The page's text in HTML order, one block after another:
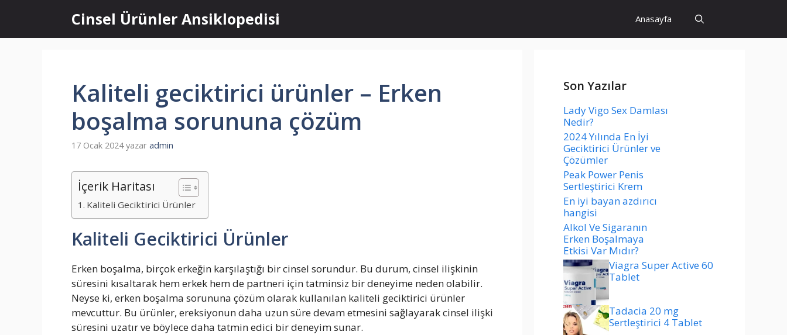
Cinsel Ürünler Ansiklopedisi Anasayfa
Kaliteli geciktirici ürünler – Erken
boşalma sorununa çözüm
17 Ocak 2024 yazar admin
İçerik Haritası
Kaliteli Geciktirici Ürünler
Kaliteli Geciktirici Ürünler
Erken boşalma, birçok erkeğin karşılaştığı bir cinsel sorundur. Bu durum, cinsel ilişkinin
süresini kısaltarak hem erkek hem de partneri için tatminsiz bir deneyime neden olabilir.
Neyse ki, erken boşalma sorununa çözüm olarak kullanılan kaliteli geciktirici ürünler
mevcuttur. Bu ürünler, ereksiyonun daha uzun süre devam etmesini sağlayarak cinsel ilişki
süresini uzatır ve böylece daha tatmin edici bir deneyim sunar.
Son Yazılar
Lady Vigo Sex Damlası
Nedir?
2024 Yılında En İyi
Geciktirici Ürünler ve
Çözümler
Peak Power Penis
Sertleştirici Krem
En iyi bayan azdırıcı
hangisi
Alkol Ve Sigaranın
Erken Boşalmaya
Etkisi Var Mıdır?
Viagra Super Active 60
Tablet
Tadacia 20 mg
Sertleştirici 4 Tablet